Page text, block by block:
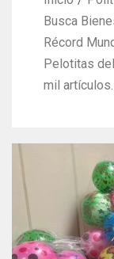
Busca
Récord
Pelotitas
mil artículos.